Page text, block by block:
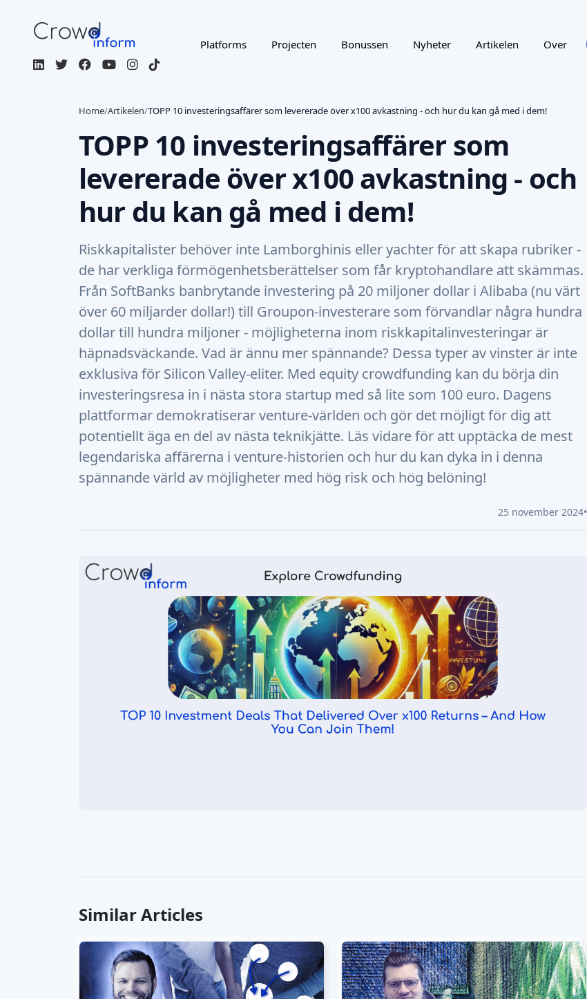
Platforms Projecten Bonussen Nyheter Artikelen Over
Home/Artikelen/TOPP 10 investeringsaffärer som levererade över x100 avkastning - och hur du kan gå med i dem!
TOPP 10 investeringsaffärer som
levererade över x100 avkastning - och
hur du kan gå med i dem!
Riskkapitalister behöver inte Lamborghinis eller yachter för att skapa rubriker -
de har verkliga förmögenhetsberättelser som får kryptohandlare att skämmas.
Från SoftBanks banbrytande investering på 20 miljoner dollar i Alibaba (nu värt
över 60 miljarder dollar!) till Groupon-investerare som förvandlar några hundra
dollar till hundra miljoner - möjligheterna inom riskkapitalinvesteringar är
häpnadsväckande. Vad är ännu mer spännande? Dessa typer av vinster är inte
exklusiva för Silicon Valley-eliter. Med equity crowdfunding kan du börja din
investeringsresa in i nästa stora startup med så lite som 100 euro. Dagens
plattformar demokratiserar venture-världen och gör det möjligt för dig att
potentiellt äga en del av nästa teknikjätte. Läs vidare för att upptäcka de mest
legendariska affärerna i venture-historien och hur du kan dyka in i denna
spännande värld av möjligheter med hög risk och hög belöning!
25 november 2024•
Similar Articles